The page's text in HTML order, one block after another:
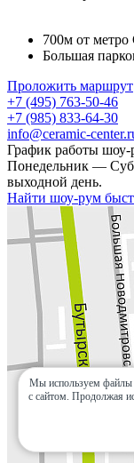
700м от метро
Большая
Проложить маршрут
+7 (495) 763-50-46
+7 (985) 833-64-30
info@ceramic-
График работы шоу-
Понедельник —
выходной день.
Найти шоу-рум
Мы используем файлы
с сайтом. Продолжая